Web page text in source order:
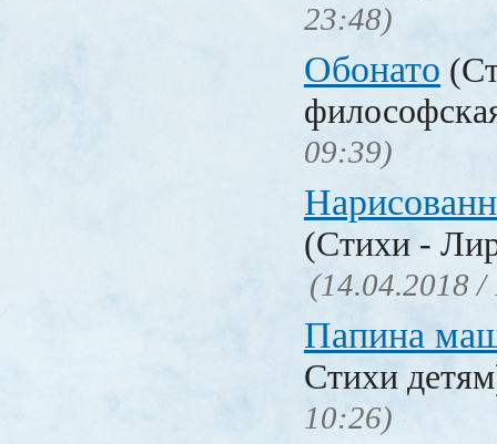
23:48)
Обонато
09:39)
(Стихи -
(14.04.2018 /
Папина
Стихи
10:26)